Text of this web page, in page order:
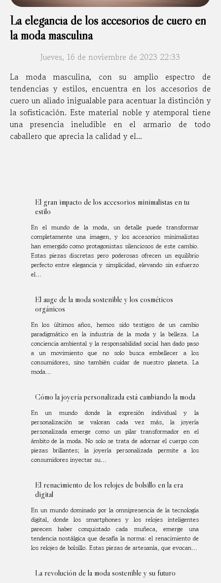
La elegancia de los accesorios de cuero en
la moda masculina
Jueves, 16 de noviembre de 2023 22:33
La moda masculina, con su amplio espectro de
tendencias y estilos, encuentra en los accesorios de
cuero un aliado inigualable para acentuar la distinción y
la sofisticación. Este material noble y atemporal tiene
una presencia ineludible en el armario de todo
caballero que aprecia la calidad y el...
El gran impacto de los accesorios minimalistas en tu
estilo
En el mundo de la moda, un detalle puede transformar
completamente una imagen, y los accesorios minimalistas
han emergido como protagonistas silenciosos de este cambio.
Estas piezas discretas pero poderosas ofrecen un equilibrio
perfecto entre elegancia y simplicidad, elevando sin esfuerzo
el...
El auge de la moda sostenible y los cosméticos
orgánicos
En los últimos años, hemos sido testigos de un cambio
paradigmático en la industria de la moda y la belleza. La
conciencia ambiental y la responsabilidad social han dado paso
a un movimiento que no solo busca embellecer a los
consumidores, sino también cuidar de nuestro planeta. La
moda...
Cómo la joyería personalizada está cambiando la moda
En un mundo donde la expresión individual y la
personalización se valoran cada vez más, la joyería
personalizada emerge como un pilar transformador en el
ámbito de la moda. No solo se trata de adornar el cuerpo con
piezas brillantes; la joyería personalizada permite a los
consumidores inyectar su...
El renacimiento de los relojes de bolsillo en la era
digital
En un mundo dominado por la omnipresencia de la tecnología
digital, donde los smartphones y los relojes inteligentes
parecen haber conquistado cada muñeca, emerge una
tendencia nostálgica que desafía la norma: el renacimiento de
los relojes de bolsillo. Estas piezas de artesanía, que evocan...
La revolución de la moda sostenible y su futuro